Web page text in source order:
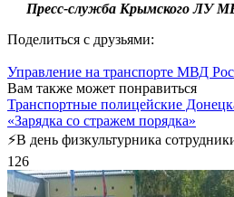
Пресс-служба Крымского ЛУ
Поделиться с друзьями:
Управление на транспорте МВД
Вам также может понравиться
Транспортные полицейские
«Зарядка со стражем порядка»
⚡️В день физкультурника
126